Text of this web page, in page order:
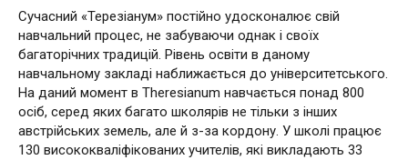
Сучасний «Терезіанум» постійно удосконалює свій
навчальний процес, не забуваючи однак і своїх
багаторічних традицій. Рівень освіти в даному
навчальному закладі наближається до університетського.
На даний момент в Theresianum навчається понад 800
осіб, серед яких багато школярів не тільки з інших
австрійських земель, але й з-за кордону. У школі працює
130 висококваліфікованих учителів, які викладають 33